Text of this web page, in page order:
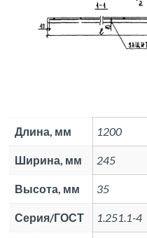
Длина, мм 1200
Ширина, мм 245
Высота, мм 35
Серия/ГОСТ 1.251.1-4